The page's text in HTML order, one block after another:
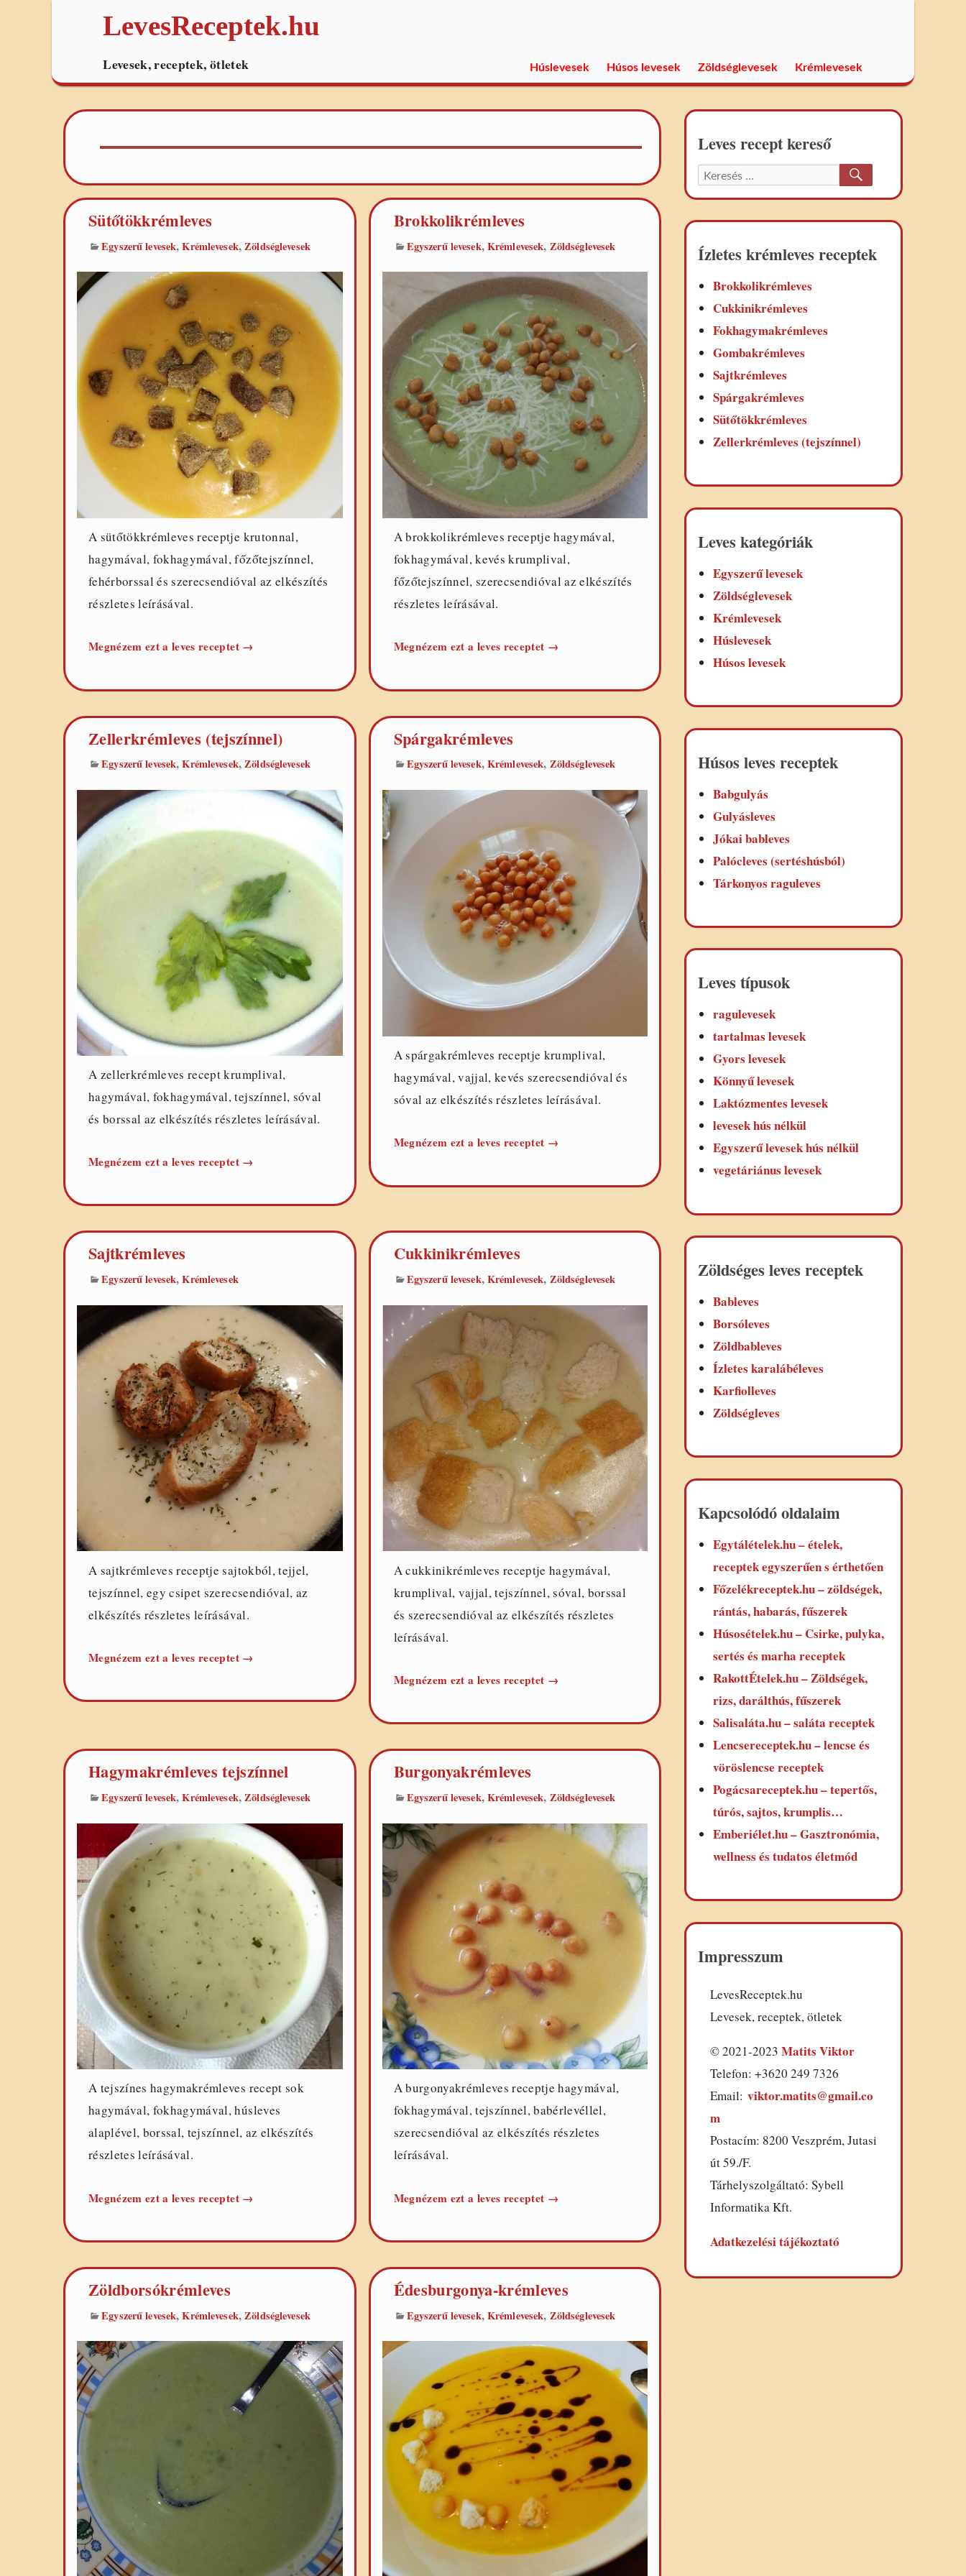
LevesReceptek.hu
Levesek, receptek, ötletek Húslevesek Húsos levesek Zöldséglevesek Krémlevesek
Sütőtökkrémleves
Egyszerű levesek,Krémlevesek,Zöldséglevesek
A sütőtökkrémleves receptje krutonnal,
hagymával, fokhagymával, főzőtejszínnel,
fehérborssal és szerecsendióval az elkészítés
részletes leírásával.
Megnézem ezt a leves receptet Sütőtökkrémleves
→
Brokkolikrémleves
Egyszerű levesek,Krémlevesek, Zöldséglevesek
A brokkolikrémleves receptje hagymával,
fokhagymával, kevés krumplival,
főzőtejszínnel, szerecsendióval az elkészítés
részletes leírásával.
Megnézem ezt a leves receptet Brokkolikrémleves
→
Zellerkrémleves (tejszínnel)
Egyszerű levesek,Krémlevesek,Zöldséglevesek
A zellerkrémleves recept krumplival,
hagymával, fokhagymával, tejszínnel, sóval
és borssal az elkészítés részletes leírásával.
Megnézem ezt a leves receptet Zellerkrémleves
→
Spárgakrémleves
Egyszerű levesek,Krémlevesek, Zöldséglevesek
A spárgakrémleves receptje krumplival,
hagymával, vajjal, kevés szerecsendióval és
sóval az elkészítés részletes leírásával.
Megnézem ezt a leves receptet Spárgakrémleves
→
Sajtkrémleves
Egyszerű levesek,Krémlevesek
A sajtkrémleves receptje sajtokból, tejjel,
tejszínnel, egy csipet szerecsendióval, az
elkészítés részletes leírásával.
Megnézem ezt a leves receptet Sajtkrémleves
→
Cukkinikrémleves
Egyszerű levesek,Krémlevesek, Zöldséglevesek
A cukkinikrémleves receptje hagymával,
krumplival, vajjal, tejszínnel, sóval, borssal
és szerecsendióval az elkészítés részletes
leírásával.
Megnézem ezt a leves receptet Cukkinikrémleves
→
Hagymakrémleves tejszínnel
Egyszerű levesek,Krémlevesek,Zöldséglevesek
A tejszínes hagymakrémleves recept sok
hagymával, fokhagymával, húsleves
alaplével, borssal, tejszínnel, az elkészítés
részletes leírásával.
Megnézem ezt a leves receptet Hagymakrémleves
→
Burgonyakrémleves
Egyszerű levesek,Krémlevesek, Zöldséglevesek
A burgonyakrémleves receptje hagymával,
fokhagymával, tejszínnel, babérlevéllel,
szerecsendióval az elkészítés részletes
leírásával.
Megnézem ezt a leves receptet Burgonyakrémleves
→
Zöldborsókrémleves
Egyszerű levesek,Krémlevesek,Zöldséglevesek
Édesburgonya-krémleves
Egyszerű levesek,Krémlevesek, Zöldséglevesek
Leves recept kereső
Keresett
recept:
Ízletes krémleves receptek
Brokkolikrémleves
Cukkinikrémleves
Fokhagymakrémleves
Gombakrémleves
Sajtkrémleves
Spárgakrémleves
Sütőtökkrémleves
Zellerkrémleves (tejszínnel)
Leves kategóriák
Egyszerű levesek
Zöldséglevesek
Krémlevesek
Húslevesek
Húsos levesek
Húsos leves receptek
Babgulyás
Gulyásleves
Jókai bableves
Palócleves (sertéshúsból)
Tárkonyos raguleves
Leves típusok
ragulevesek
tartalmas levesek
Gyors levesek
Könnyű levesek
Laktózmentes levesek
levesek hús nélkül
Egyszerű levesek hús nélkül
vegetáriánus levesek
Zöldséges leves receptek
Bableves
Borsóleves
Zöldbableves
Ízletes karalábéleves
Karfiolleves
Zöldségleves
Kapcsolódó oldalaim
Egytálételek.hu – ételek,
receptek egyszerűen s érthetően
Főzelékreceptek.hu – zöldségek,
rántás, habarás, fűszerek
Húsosételek.hu – Csirke, pulyka,
sertés és marha receptek
RakottÉtelek.hu – Zöldségek,
rizs, darálthús, fűszerek
Salisaláta.hu – saláta receptek
Lencsereceptek.hu – lencse és
vöröslencse receptek
Pogácsareceptek.hu – tepertős,
túrós, sajtos, krumplis…
Emberiélet.hu – Gasztronómia,
wellness és tudatos életmód
Impresszum
LevesReceptek.hu
Levesek, receptek, ötletek
© 2021-2023 Matits Viktor
Telefon: +3620 249 7326
Email: viktor.matits@gmail.co
m
Postacím: 8200 Veszprém, Jutasi
út 59./F.
Tárhelyszolgáltató: Sybell
Informatika Kft.
Adatkezelési tájékoztató